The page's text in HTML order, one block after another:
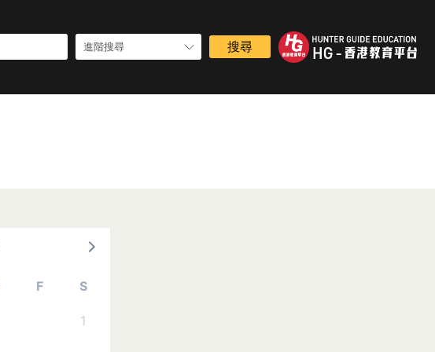
進階搜尋
F S
1